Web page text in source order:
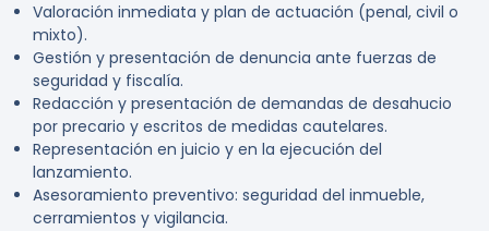
Valoración inmediata y plan de actuación (penal, civil o
mixto).
Gestión y presentación de denuncia ante fuerzas de
seguridad y fiscalía.
Redacción y presentación de demandas de desahucio
por precario y escritos de medidas cautelares.
Representación en juicio y en la ejecución del
lanzamiento.
Asesoramiento preventivo: seguridad del inmueble,
cerramientos y vigilancia.